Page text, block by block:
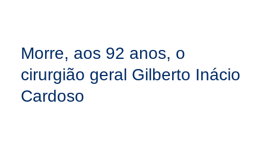
Morre, aos 92 anos, o
cirurgião geral Gilberto Inácio
Cardoso